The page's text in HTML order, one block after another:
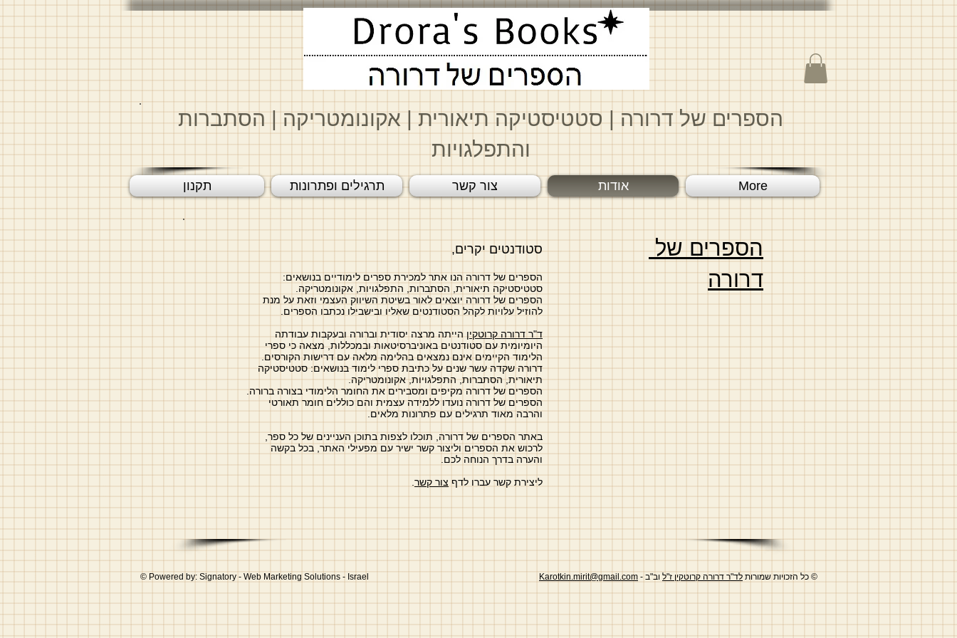
הספרים של דרורה|סטטיסטיקה תיאורית|אקונומטריקה|הסתברות
והתפלגויות
סטודנטים יקרים,​
הספרים של דרורה הנו אתר למכירת ספרים לימודיים בנושאים:
סטטיסטיקה תיאורית, הסתברות, התפלגויות, אקונומטריקה.
הספרים של דרורה יוצאים לאור בשיטת השיווק העצמי וזאת על מנת
להוזיל עלויות לקהל הסטודנטים שאליו ובישבילו נכתבו הספרים.
ד"ר דרורה קרוטקיןהייתה מרצה יסודית וברורה ובעקבות עבודתה
היומיומית עם סטודנטים באוניברסיטאות ובמכללות, מצאה כי ספרי
הלימוד הקיימים אינם נמצאים בהלימה מלאה עם דרישות הקורסים.
דרורה שקדה עשר שנים על כתיבת ספרי לימוד בנושאים: סטטיסטיקה
תיאורית, הסתברות, התפלגויות, אקונומטריקה.
הספרים של דרורה מקיפים ומסבירים את החומר הלימודי בצורה ברורה.
הספרים של דרורה נועדו ללמידה עצמית והם כוללים חומר תאורטי
והרבה מאוד תרגילים עםפתרונות מלאים.
באתר הספרים של דרורה, תוכלו לצפות בתוכן העניינים של כל ספר,
לרכוש את הספרים וליצור קשר ישיר עם מפעילי האתר, בכל בקשה
והערה בדרך הנוחה לכם.
ליצירת קשר עברו לדף צור קשר
הספרים של
דרורה
תקנון תרגילים ופתרונות צור קשר אודות More
© Powered by: Signatory - Web Marketing Solutions - Israel © כל הזכויות שמורות לד"ר דרורה קרוטקין ז"ל וב"ב - Karotkin.mirit@gmail.com